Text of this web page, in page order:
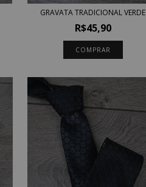
GRAVATA TRADICIONAL VERDE
R$45,90